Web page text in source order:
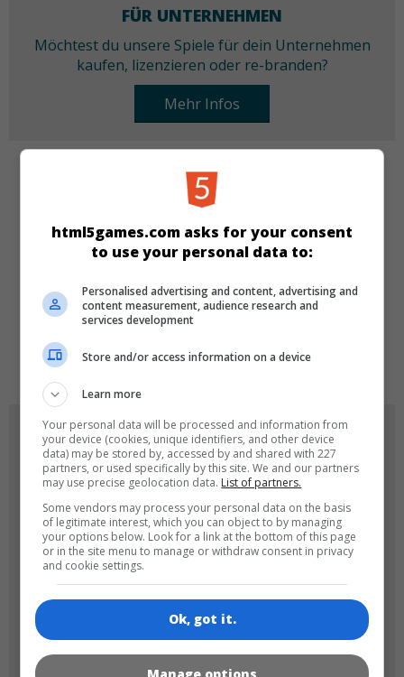
FÜR UNTERNEHMEN
Möchtest du unsere Spiele für dein Unternehmen
kaufen, lizenzieren oder re-branden?
Mehr Infos
KATEGORIEN
Denkspiele Mahjong
SPRACHEN
de tr en
SPIEL-ICONS
180x180 120x120
html5games.com asks for your consent
to use your personal data to:
Personalised advertising and content, advertising and
content measurement, audience research and
services development
Store and/or access information on a device
Learn more
Your personal data will be processed and information from
your device (cookies, unique identifiers, and other device
data) may be stored by, accessed by and shared with 227
partners, or used specifically by this site. We and our partners
may use precise geolocation data. List of partners.
Some vendors may process your personal data on the basis
of legitimate interest, which you can object to by managing
your options below. Look for a link at the bottom of this page
or in the site menu to manage or withdraw consent in privacy
and cookie settings.
Ok, got it.